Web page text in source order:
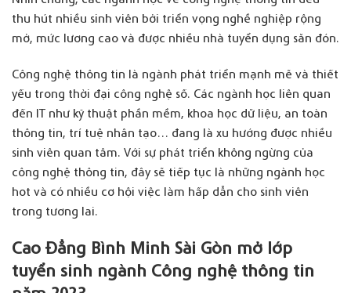
thu hút nhiều sinh viên bởi triển vọng nghề nghiệp rộng
mở, mức lương cao và được nhiều nhà tuyển dụng săn đón.
Công nghệ thông tin là ngành phát triển mạnh mẽ và thiết
yếu trong thời đại công nghệ số. Các ngành học liên quan
đến IT như kỹ thuật phần mềm, khoa học dữ liệu, an toàn
thông tin, trí tuệ nhân tạo… đang là xu hướng được nhiều
sinh viên quan tâm. Với sự phát triển không ngừng của
công nghệ thông tin, đây sẽ tiếp tục là những ngành học
hot và có nhiều cơ hội việc làm hấp dẫn cho sinh viên
trong tương lai.
Cao Đẳng Bình Minh Sài Gòn mở lớp
tuyển sinh ngành Công nghệ thông tin